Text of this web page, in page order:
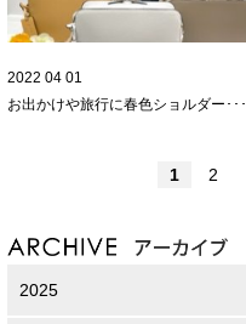
2022 04 01
お出かけや旅行に春色ショルダー･･･
1 2
2025